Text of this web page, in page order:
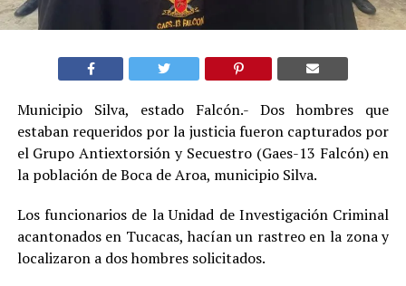
Municipio Silva, estado Falcón.- Dos hombres que
estaban requeridos por la justicia fueron capturados por
el Grupo Antiextorsión y Secuestro (Gaes-13 Falcón) en
la población de Boca de Aroa, municipio Silva.
Los funcionarios de la Unidad de Investigación Criminal
acantonados en Tucacas, hacían un rastreo en la zona y
localizaron a dos hombres solicitados.